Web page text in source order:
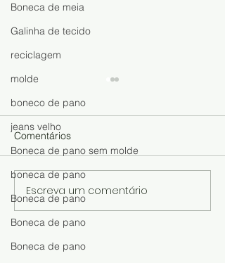
Boneca de meia
Galinha de tecido
reciclagem
molde
boneco de pano
jeans velho
Boneca de pano sem molde
boneca de pano
Boneca de pano
Boneca de pano
Boneca de pano
Boneca de Meia Fácil de
Fazer: Aprenda o Passo a
Passo e Descubra Como
Lucrar com Artesanato
Comentários
Escreva um comentário